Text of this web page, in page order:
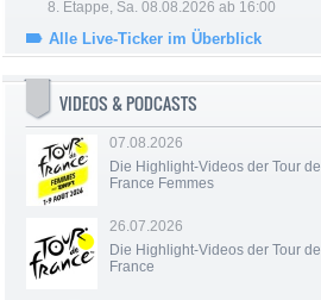
8. Etappe, Sa. 08.08.2026 ab 16:00
Alle Live-Ticker im Überblick
VIDEOS & PODCASTS
07.08.2026
Die Highlight-Videos der Tour de
France Femmes
26.07.2026
Die Highlight-Videos der Tour de
France